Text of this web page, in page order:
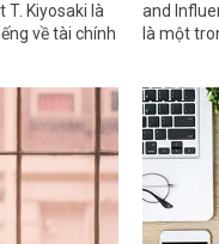
T. Kiyosaki là
về tài chính
(cha ruột của
học sâu sắc
xây dựng sự
and
là một
tắc thực
sâu sắc
thành
đúc kết